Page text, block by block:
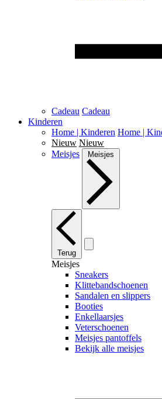
Cadeau Cadeau
Kinderen
Home | Kinderen Home |
Nieuw Nieuw
Meisjes
Meisjes
Terug
Meisjes
Sneakers
Klittebandschoenen
Sandalen en slippers
Booties
Enkellaarsjes
Veterschoenen
Meisjes pantoffels
Bekijk alle meisjes